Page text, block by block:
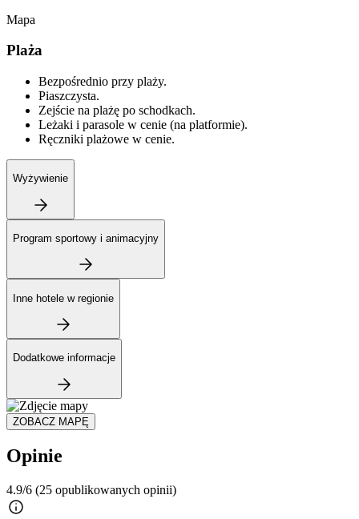
Mapa
Plaża
Bezpośrednio przy plaży.
Piaszczysta.
Zejście na plażę po schodkach.
Leżaki i parasole w cenie (na platformie).
Ręczniki plażowe w cenie.
Wyżywienie
Program sportowy i animacyjny
Inne hotele w regionie
Dodatkowe informacje
ZOBACZ MAPĘ
Opinie
4.9/6 (25 opublikowanych opinii)